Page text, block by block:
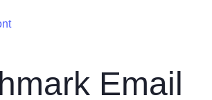
Email